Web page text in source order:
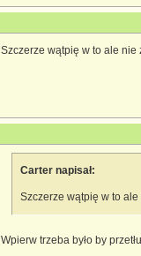
Szczerze wątpię w to ale nie
Carter napisał:
Szczerze wątpię w to
Wpierw trzeba było by